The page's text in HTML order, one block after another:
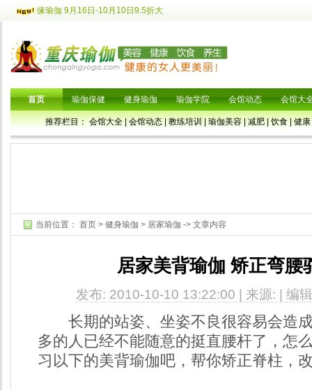
缘瑜伽 9月16日-10月10日9.5折大
首页
推荐栏目：会馆大全|会馆动态|教练培训|瑜伽美容|减肥|饮食|健康
瑜伽保健 健身瑜伽 瑜伽学院 会馆动态 会馆大
当前位置： 首页 > 健身瑜伽 > 居家瑜伽 -> 文章内容
居家美背瑜伽 矫正弯腰
发布: 2010-10-10 13:22:00 | 来源: | 编
长期的站姿、坐姿不良很容易会造
多的人已经不能随意的挺直腰杆了，怎
习以下的美背瑜伽吧，帮你矫正脊柱，